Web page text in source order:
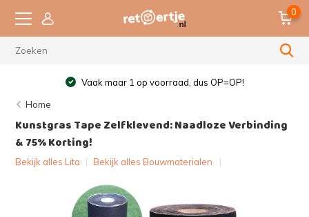
0
Vaak maar 1 op voorraad, dus OP=OP!
Home
Kunstgras Tape Zelfklevend: Naadloze Verbinding
& 75% Korting!
Bekijk alles Lita | Bekijk alles Bouwmaterialen